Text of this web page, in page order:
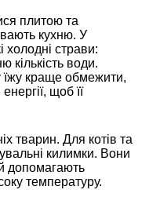
плитою та
кухню. У
холодні страви:
кількість води.
їжу краще обмежити,
щоб її
тварин. Для котів та
килимки. Вони
допомагають
температуру.